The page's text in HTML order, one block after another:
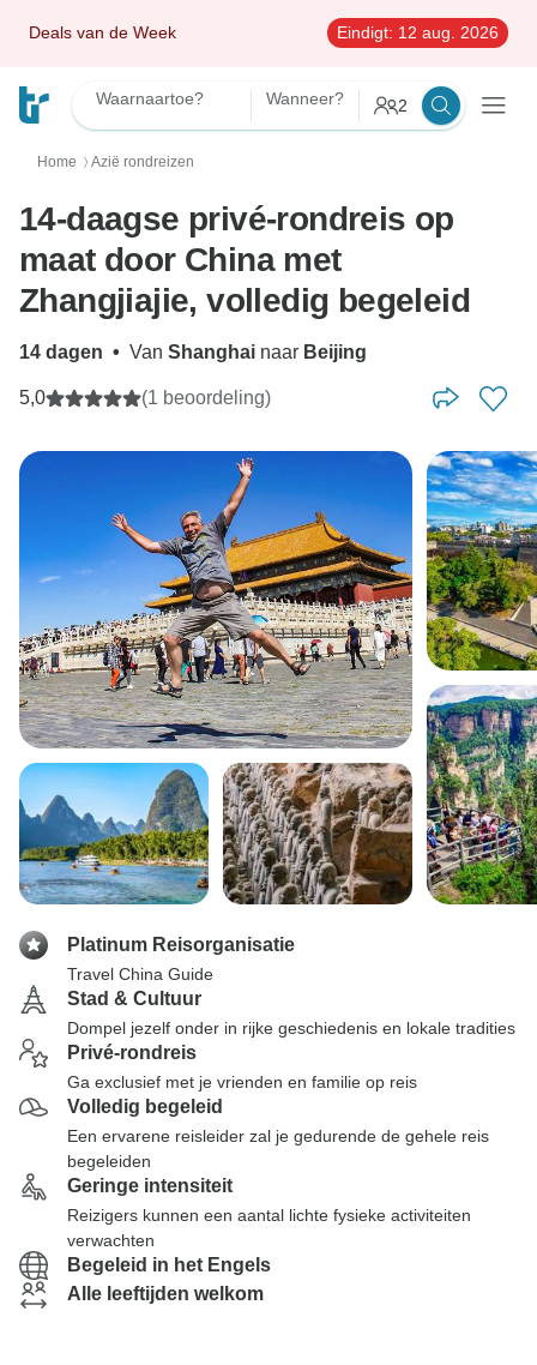
Deals van de Week Eindigt: 12 aug. 2026
Waarnaartoe? Wanneer? 2
Home 〉 Azië rondreizen
14-daagse privé-rondreis op
maat door China met
Zhangjiajie, volledig begeleid
14 dagen • Van Shanghai naar Beijing
5,0 (1 beoordeling)
Platinum Reisorganisatie
Travel China Guide
Stad & Cultuur
Dompel jezelf onder in rijke geschiedenis en lokale tradities
Privé-rondreis
Ga exclusief met je vrienden en familie op reis
Volledig begeleid
Een ervarene reisleider zal je gedurende de gehele reis
begeleiden
Geringe intensiteit
Reizigers kunnen een aantal lichte fysieke activiteiten
verwachten
Begeleid in het Engels
Alle leeftijden welkom